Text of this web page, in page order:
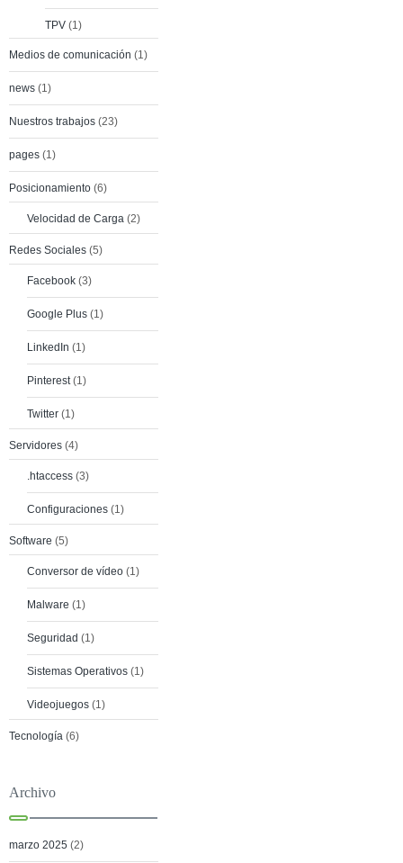
TPV (1)
Medios de comunicación (1)
news (1)
Nuestros trabajos (23)
pages (1)
Posicionamiento (6)
Velocidad de Carga (2)
Redes Sociales (5)
Facebook (3)
Google Plus (1)
LinkedIn (1)
Pinterest (1)
Twitter (1)
Servidores (4)
.htaccess (3)
Configuraciones (1)
Software (5)
Conversor de vídeo (1)
Malware (1)
Seguridad (1)
Sistemas Operativos (1)
Videojuegos (1)
Tecnología (6)
Archivo
marzo 2025 (2)